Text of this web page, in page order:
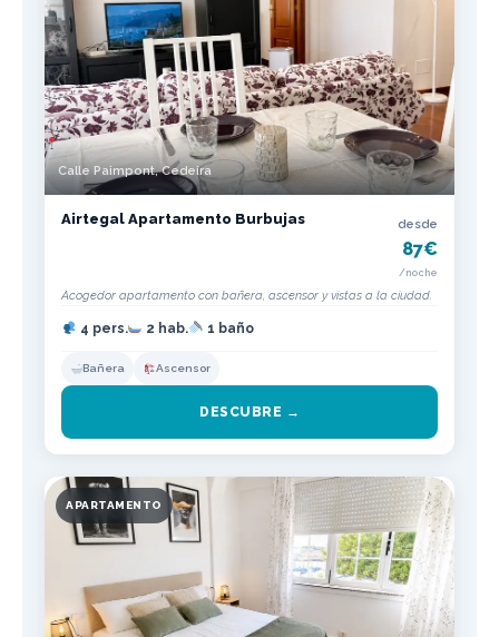
Calle Paimpont, Cedeira
Airtegal Apartamento Burbujas desde
87€
/noche
Acogedor apartamento con bañera, ascensor y vistas a la ciudad.
4 pers. 2 hab. 1 baño
Bañera Ascensor
DESCUBRE →
APARTAMENTO